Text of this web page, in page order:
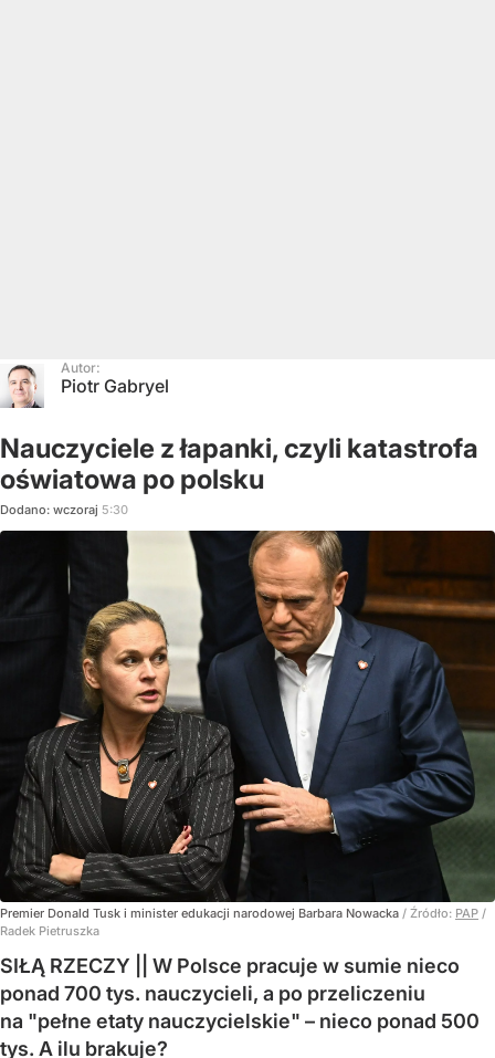
Autor:
Piotr Gabryel
Nauczyciele z łapanki, czyli katastrofa
oświatowa po polsku
Dodano: wczoraj 5:30
Premier Donald Tusk i minister edukacji narodowej Barbara Nowacka / Źródło: PAP /
Radek Pietruszka
SIŁĄ RZECZY || W Polsce pracuje w sumie nieco
ponad 700 tys. nauczycieli, a po przeliczeniu
na "pełne etaty nauczycielskie" – nieco ponad 500
tys. A ilu brakuje?